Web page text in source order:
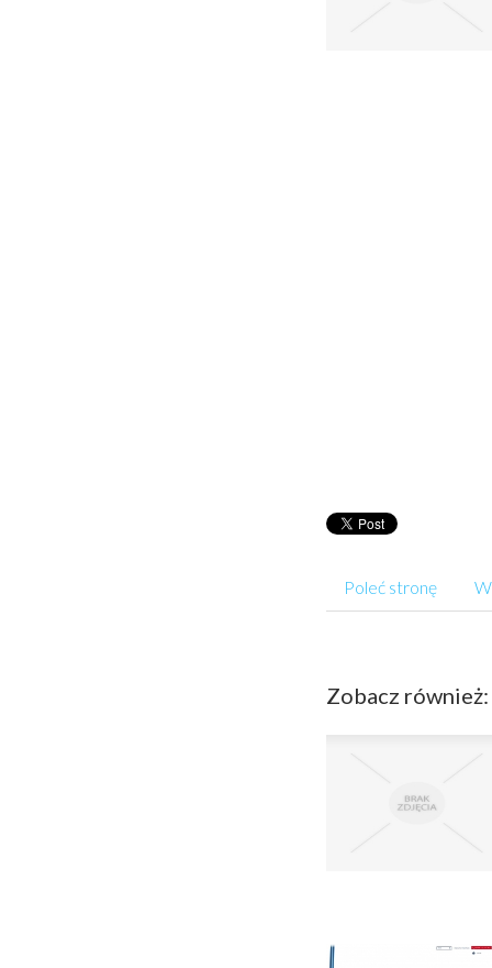
Poleć stronę
Zobacz również: